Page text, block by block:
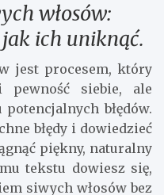
włosów:
jak ich uniknąć.
jest procesem, który
siebie, ale
błędów.
błędy i dowiedzieć
piękny, naturalny
tekstu dowiesz się,
siwych włosów bez